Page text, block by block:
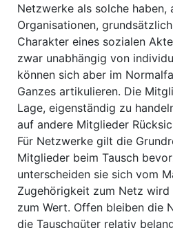
Netzwerke als solche haben,
Organisationen,
Charakter eines sozialen
zwar unabhängig von
können sich aber im
Ganzes artikulieren. Die
Lage, eigenständig zu
auf andere Mitglieder
Für Netzwerke gilt die
Mitglieder beim Tausch
unterscheiden sie sich vom
Zugehörigkeit zum Netz wird
zum Wert. Offen bleiben die
die Tauschgüter relativ